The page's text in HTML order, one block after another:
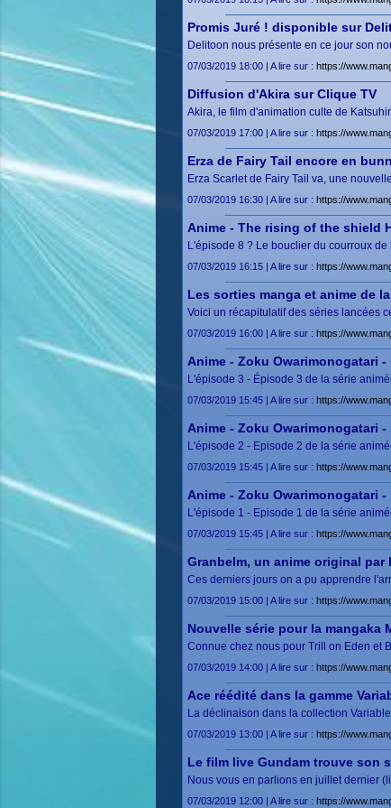
Promis Juré ! disponible sur
Delitoon nous présente en ce jour son
07/03/2019 18:00 | A lire sur : https://
Diffusion d'Akira sur Clique TV
Akira, le film d'animation culte de
07/03/2019 17:00 | A lire sur : https://
Erza de Fairy Tail encore en
Erza Scarlet de Fairy Tail va, une
07/03/2019 16:30 | A lire sur : https://
Anime - The rising of the shield
L'épisode 8 ? Le bouclier du courroux
07/03/2019 16:15 | A lire sur : https://
Les sorties manga et anime de
Voici un récapitulatif des séries lancées
07/03/2019 16:00 | A lire sur : https://
Anime - Zoku Owarimonogatari
L'épisode 3 - Épisode 3 de la série
07/03/2019 15:45 | A lire sur : https://
Anime - Zoku Owarimonogatari
L'épisode 2 - Episode 2 de la série
07/03/2019 15:45 | A lire sur : https://
Anime - Zoku Owarimonogatari
L'épisode 1 - Episode 1 de la série
07/03/2019 15:45 | A lire sur : https://
Granbelm, un anime original par
Ces derniers jours on a pu apprendre
07/03/2019 15:00 | A lire sur : https://
Nouvelle série pour la mangaka
Connue chez nous pour Trill on Eden et
07/03/2019 14:00 | A lire sur : https://
Ace réédité dans la gamme
La déclinaison dans la collection
07/03/2019 13:00 | A lire sur : https://
Le film live Gundam trouve son
Nous vous en parlions en juillet dernier
07/03/2019 12:00 | A lire sur : https://